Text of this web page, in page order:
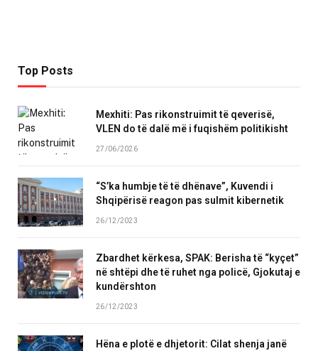
Top Posts
Mexhiti: Pas rikonstruimit të qeverisë,
VLEN do të dalë më i fuqishëm politikisht
27/06/2026
“S’ka humbje të të dhënave”, Kuvendi i
Shqipërisë reagon pas sulmit kibernetik
26/12/2023
Zbardhet kërkesa, SPAK: Berisha të “kyçet”
në shtëpi dhe të ruhet nga policë, Gjokutaj e
kundërshton
26/12/2023
Hëna e plotë e dhjetorit: Cilat shenja janë